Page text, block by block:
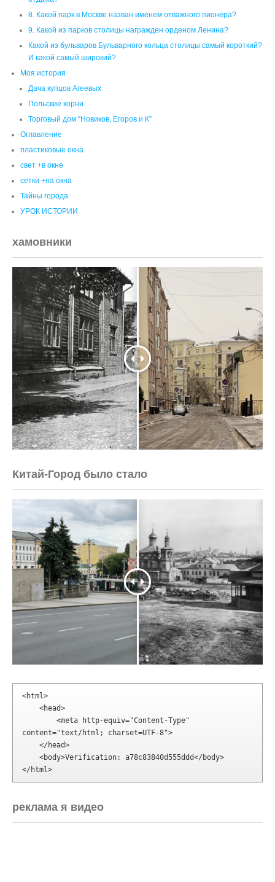
Торговый дом “Новиков, Егоров и К”
Оглавление
пластиковые окна
свет +в окне
сетки +на окна
Тайны города
УРОК ИСТОРИИ
хамовники
Китай-Город было стало
<html>
    <head>
        <meta http-equiv="Content-Type"
content="text/html; charset=UTF-8">
    </head>
реклама я видео